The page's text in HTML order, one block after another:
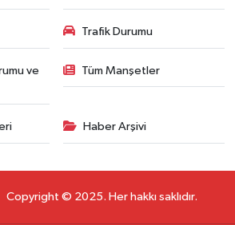
Trafik Durumu
ve
Tüm Manşetler
Haber Arşivi
Copyright © 2025. Her hakkı saklıdır.